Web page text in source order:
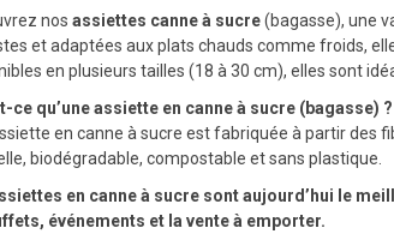
nos assiettes canne à sucre(bagasse), une
et adaptées aux plats chauds comme froids,
en plusieurs tailles (18 à 30 cm), elles sont
ce qu’une assiette en canne à sucre (bagasse) ?
en canne à sucre est fabriquée à partir des
biodégradable, compostable et sans plastique.
en canne à sucre sont aujourd’hui le
événements et la vente à emporter.